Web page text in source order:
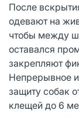
После
одевают на
чтобы между
оставался
закрепляют
Непрерывное
защиту собак
клещей до 6